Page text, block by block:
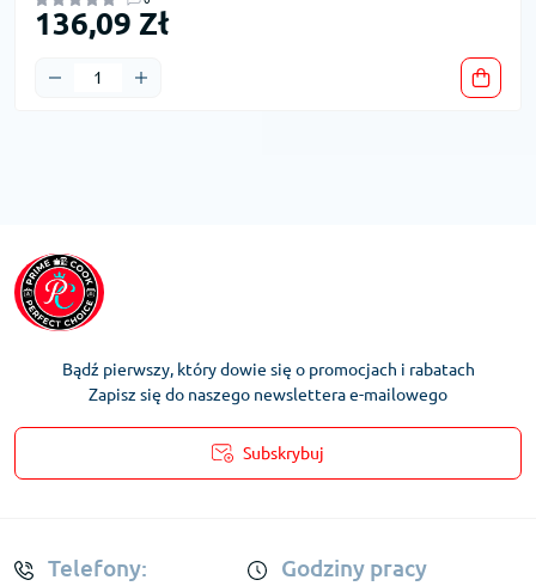
136,09 Zł
Bądź pierwszy, który dowie się o promocjach i rabatach
Zapisz się do naszego newslettera e-mailowego
Subskrybuj
Telefony: Godziny pracy